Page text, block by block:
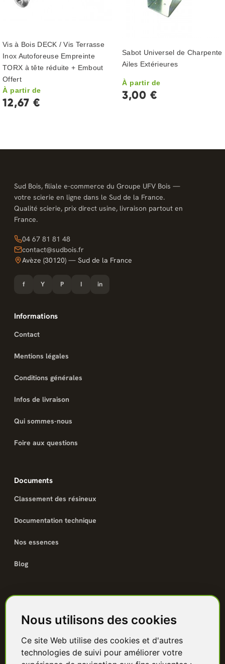
Nous utilisons des cookies
Ce site Web utilise des cookies et d'autres
technologies de suivi pour améliorer votre
Vis à Bois DECK / Vis Terrasse
Inox Autoforeuse Empreinte
TORX à tête réduite + Embout
Offert
À partir de
12,67 €
Sabot Universel de Charpente
Ailes Extérieures
À partir de
3,00 €
Sud Bois, filiale e-commerce du Groupe UFV Bois —
votre scierie en ligne dans le Sud de la France.
Qualité scierie, prix direct usine, livraison partout en
France.
04 67 81 81 48
contact@sudbois.fr
Avèze (30120) — Sud de la France
f Y P I in
Informations
Contact
Mentions légales
Conditions générales
Infos de livraison
Qui sommes-nous
Foire aux questions
Documents
Classement des résineux
Documentation technique
Nos essences
Blog
Terrasse bois
Bardage bois